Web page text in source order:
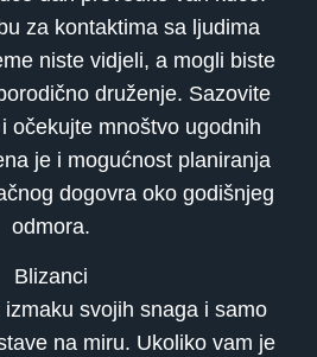
za kontaktima sa ljudima
niste vidjeli, a mogli biste
druženje. Sazovite
očekujte mnoštvo ugodnih
je i mogućnost planiranja
dogovra oko godišnjeg
odmora.
Blizanci
svojih snaga i samo
na miru. Ukoliko vam je